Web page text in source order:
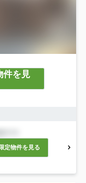
件を見
定物件を見る